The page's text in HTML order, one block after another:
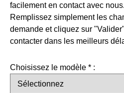
facilement en contact avec nous.
Remplissez simplement les
demande et cliquez sur
contacter dans les meilleurs
Choisissez le modèle * :